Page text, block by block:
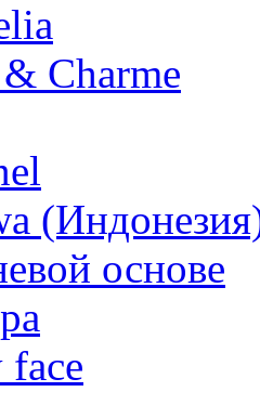
Charme
основе
face